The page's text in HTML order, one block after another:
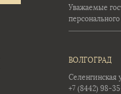
Уважаемые
ВОЛГОГРАД
Селенгинская
+7 (8442) 98-